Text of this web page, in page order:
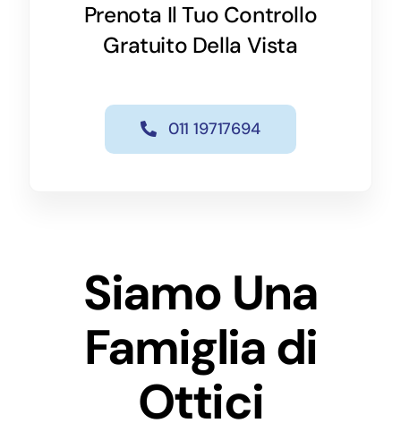
Prenota Il Tuo Controllo
Gratuito Della Vista
011 19717694
Siamo Una
Famiglia di
Ottici